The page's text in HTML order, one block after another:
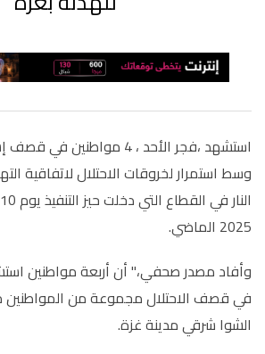
استشهد ،فجر الأحد ، 4
وسط استمرار لخروقات الاحتلال لاتفاقية
2025 الماضي.
وأفاد مصدر صحفي،" أن أربعة مواطنين
في قصف الاحتلال مجموعة من المواطنين
الشوا شرقي مدينة غزة.